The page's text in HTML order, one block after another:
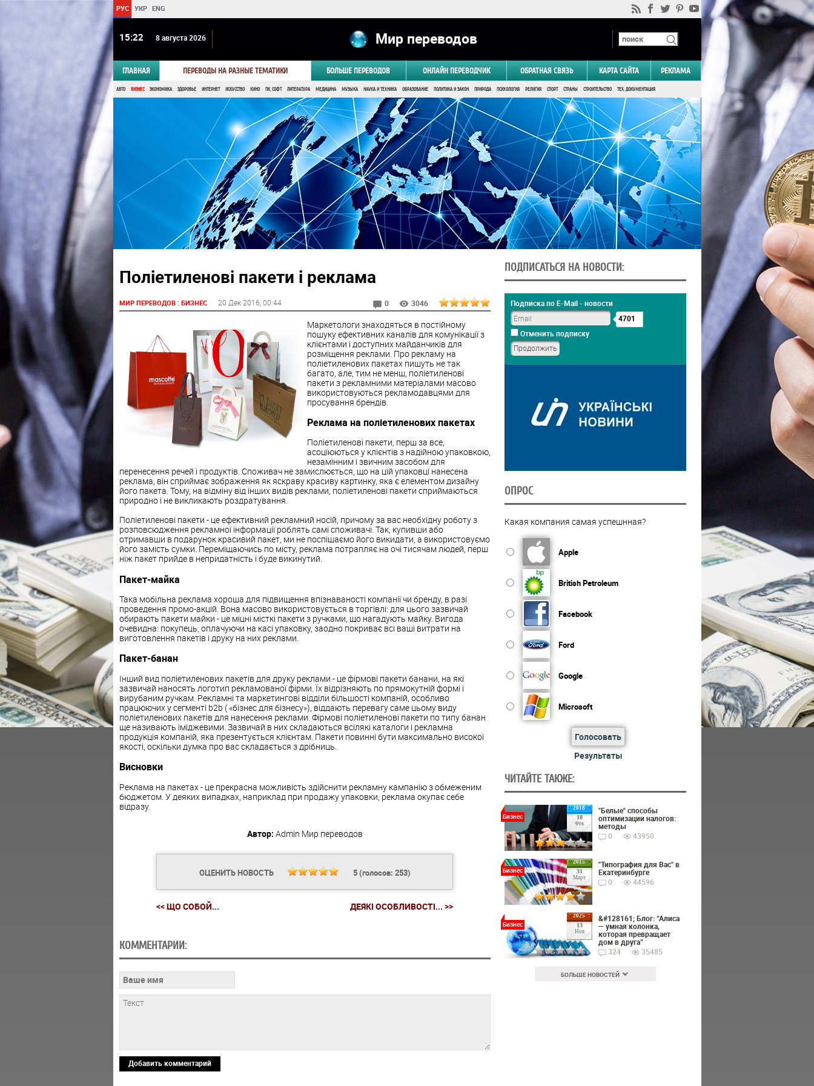
РУС УКР ENG
15:22 8 августа 2026 Мир переводов
ГЛАВНАЯ ПЕРЕВОДЫ НА РАЗНЫЕ ТЕМАТИКИ БОЛЬШЕ ПЕРЕВОДОВ ОНЛАЙН ПЕРЕВОДЧИК ОБРАТНАЯ СВЯЗЬ КАРТА САЙТА РЕКЛАМА
АВТО БИЗНЕС ЭКОНОМИКА ЗДОРОВЬЕ ИНТЕРНЕТ ИСКУССТВО КИНО ПК, СОФТ ЛИТЕРАТУРА МЕДИЦИНА МУЗЫКА НАУКА И ТЕХНИКА ОБРАЗОВАНИЕ ПОЛИТИКА И ЗАКОН ПРИРОДА ПСИХОЛОГИЯ РЕЛИГИЯ СПОРТ СТРАНЫ СТРОИТЕЛЬСТВО ТЕХ. ДОКУМЕНТАЦИЯ
Поліетиленові пакети і реклама
МИР ПЕРЕВОДОВ: БИЗНЕС 20 Дек 2016 , 00:44 0 3046
Маркетологи знаходяться в постійному
пошуку ефективних каналів для комунікації з
клієнтами і доступних майданчиків для
розміщення реклами. Про рекламу на
поліетиленових пакетах пишуть не так
багато, але, тим не менш, поліетиленові
пакети з рекламними матеріалами масово
використовуються рекламодавцями для
просування брендів.
Реклама на поліетиленових пакетах
Поліетиленові пакети, перш за все,
асоціюються у клієнтів з надійною упаковкою,
незамінним і звичним засобом для
перенесення речей і продуктів. Споживач не замислюється, що на цій упаковці нанесена
реклама, він сприймає зображення як яскраву красиву картинку, яка є елементом дизайну
його пакета. Тому, на відміну від інших видів реклами, поліетиленові пакети сприймаються
природно і не викликають роздратування.
Поліетиленові пакети - це ефективний рекламний носій, причому за вас необхідну роботу з
розповсюдження рекламної інформації роблять самі споживачі. Так, купивши або
отримавши в подарунок красивий пакет, ми не поспішаємо його викидати, а використовуємо
його замість сумки. Переміщаючись по місту, реклама потрапляє на очі тисячам людей, перш
ніж пакет прийде в непридатність і буде викинутий.
Пакет-майка
Така мобільна реклама хороша для підвищення впізнаваності компанії чи бренду, в разі
проведення промо-акцій. Вона масово використовується в торгівлі: для цього зазвичай
обирають пакети майки - це міцні місткі пакети з ручками, що нагадують майку. Вигода
очевидна: покупець, оплачуючи на касі упаковку, заодно покриває всі ваші витрати на
виготовлення пакетів і друку на них реклами.
Пакет-банан
Інший вид поліетиленових пакетів для друку реклами - це фірмові пакети банани, на які
зазвичай наносять логотип рекламованої фірми. Їх відрізняють по прямокутній формі і
вирубаним ручкам. Рекламні та маркетингові відділи більшості компаній, особливо
працюючих у сегменті b2b ( «бізнес для бізнесу»), віддають перевагу саме цьому виду
поліетиленових пакетів для нанесення реклами. Фірмові поліетиленові пакети по типу банан
ще називають іміджевими. Зазвичай в них складаються всілякі каталоги і рекламна
продукція компаній, яка презентується клієнтам. Пакети повинні бути максимально високої
якості, оскільки думка про вас складається з дрібниць.
Висновки
Реклама на пакетах - це прекрасна можливість здійснити рекламну кампанію з обмеженим
бюджетом. У деяких випадках, наприклад при продажу упаковки, реклама окупає себе
відразу.
Автор: Admin Мир переводов
ОЦЕНИТЬ НОВОСТЬ 5(голосов: 253)
<< ЩО СОБОЙ... ДЕЯКІ ОСОБЛИВОСТІ... >>
КОММЕНТАРИИ:
Добавить комментарий
ПОДПИСАТЬСЯ НА НОВОСТИ:
Подписка по E-Mail - новости
4701
Отменить подписку
ОПРОС
Какая компания самая успешнная?
Apple
British Petroleum
Facebook
Ford
Google
Microsoft
Голосовать
Результаты
ЧИТАЙТЕ ТАКЖЕ:
2018
10
Фев
Бизнес
"Белые" способы
оптимизации налогов:
методы
0
43950
2015
31
Март
Бизнес
"Типография для Вас" в
Екатеринбурге
0
44596
2025
13
Ноя
Бизнес
&#128161; Блог: “Алиса
— умная колонка,
которая превращает
дом в друга”
324
35485
БОЛЬШЕ НОВОСТЕЙ